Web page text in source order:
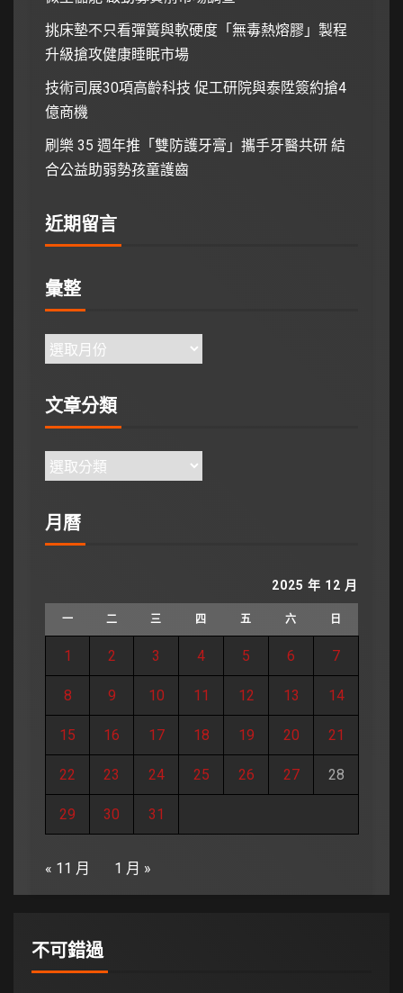
挑床墊不只看彈簧與軟硬度「無毒熱熔膠」製程
升級搶攻健康睡眠市場
技術司展30項高齡科技 促工研院與泰陞簽約搶4
億商機
刷樂 35 週年推「雙防護牙膏」攜手牙醫共研 結
合公益助弱勢孩童護齒
近期留言
彙整
文章分類
月曆
2025 年 12 月
一 二 三 四 五 六 日
1 2 3 4 5 6 7
8 9 10 11 12 13 14
15 16 17 18 19 20 21
22 23 24 25 26 27 28
29 30 31
« 11 月 1 月 »
不可錯過